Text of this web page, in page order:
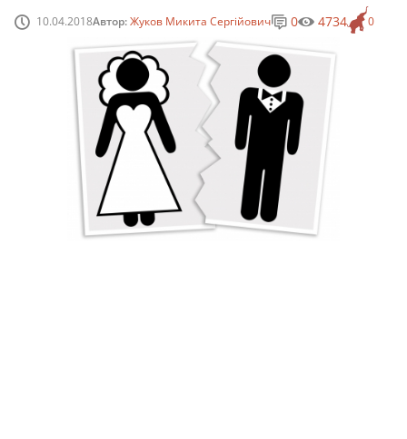
10.04.2018Автор:Жуков Микита Сергійович 0
0 4734